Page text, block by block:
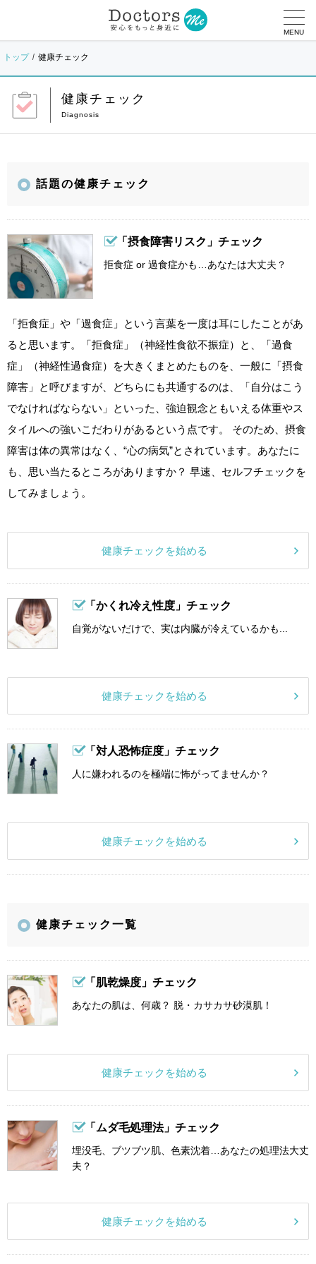
MENU
トップ 健康チェック
健康チェック
話題の健康チェック
「摂食障害リスク」チェック
拒食症 or 過食症かも…あなたは大丈夫？
「拒食症」や「過食症」という言葉を一度は耳にしたことがあ
ると思います。「拒食症」（神経性食欲不振症）と、「過食
症」（神経性過食症）を大きくまとめたものを、一般に「摂食
障害」と呼びますが、どちらにも共通するのは、「自分はこう
でなければならない」といった、強迫観念ともいえる体重やス
タイルへの強いこだわりがあるという点です。 そのため、摂食
障害は体の異常はなく、“心の病気”とされています。あなたに
も、思い当たるところがありますか？ 早速、セルフチェックを
してみましょう。
健康チェックを始める
「かくれ冷え性度」チェック
自覚がないだけで、実は内臓が冷えているかも...
健康チェックを始める
「対人恐怖症度」チェック
人に嫌われるのを極端に怖がってませんか？
健康チェックを始める
健康チェック一覧
「肌乾燥度」チェック
あなたの肌は、何歳？ 脱・カサカサ砂漠肌！
健康チェックを始める
「ムダ毛処理法」チェック
埋没毛、ブツブツ肌、色素沈着…あなたの処理法大丈
夫？
健康チェックを始める